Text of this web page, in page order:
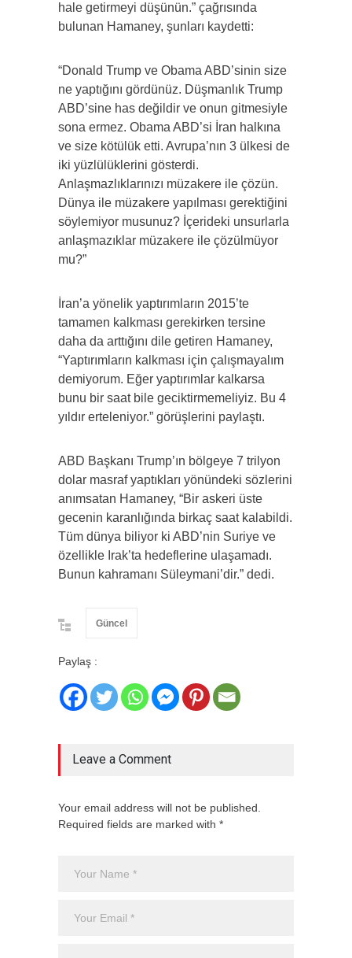
hale getirmeyi düşünün.” çağrısında
bulunan Hamaney, şunları kaydetti:
“Donald Trump ve Obama ABD’sinin size
ne yaptığını gördünüz. Düşmanlık Trump
ABD’sine has değildir ve onun gitmesiyle
sona ermez. Obama ABD’si İran halkına
ve size kötülük etti. Avrupa’nın 3 ülkesi de
iki yüzlülüklerini gösterdi.
Anlaşmazlıklarınızı müzakere ile çözün.
Dünya ile müzakere yapılması gerektiğini
söylemiyor musunuz? İçerideki unsurlarla
anlaşmazıklar müzakere ile çözülmüyor
mu?”
İran’a yönelik yaptırımların 2015’te
tamamen kalkması gerekirken tersine
daha da arttığını dile getiren Hamaney,
“Yaptırımların kalkması için çalışmayalım
demiyorum. Eğer yaptırımlar kalkarsa
bunu bir saat bile geciktirmemeliyiz. Bu 4
yıldır erteleniyor.” görüşlerini paylaştı.
ABD Başkanı Trump’ın bölgeye 7 trilyon
dolar masraf yaptıkları yönündeki sözlerini
anımsatan Hamaney, “Bir askeri üste
gecenin karanlığında birkaç saat kalabildi.
Tüm dünya biliyor ki ABD’nin Suriye ve
özellikle Irak’ta hedeflerine ulaşamadı.
Bunun kahramanı Süleymani’dir.” dedi.
Güncel
Paylaş :
Leave a Comment
Your email address will not be published.
Required fields are marked with *